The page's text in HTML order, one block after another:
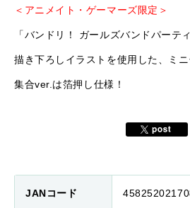
＜アニメイト・ゲーマーズ限定＞
「バンドリ！ ガールズバンドパーテ
描き下ろしイラストを使用した、ミニ
集合ver.は箔押し仕様！
JANコード